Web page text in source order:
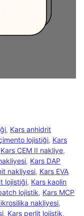
, Kars anhidrit
lojistiği, Kars
Kars CEM II nakliye,
, Kars DAP
nakliyesi, Kars EVA
lojistiği, Kars kaolin
lojistik, Kars MCP
nakliyesi,
, Kars perlit lojistik,